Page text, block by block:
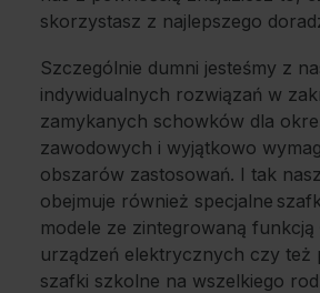
skorzystasz z najlepszego
Szczególnie dumni jesteśmy z
indywidualnych rozwiązań w
zamykanych schowków dla
zawodowych i wyjątkowo
obszarów zastosowań. I tak
obejmuje również specjalne
modele ze zintegrowaną funkcją
urządzeń elektrycznych czy też
szafki szkolne na wszelkiego